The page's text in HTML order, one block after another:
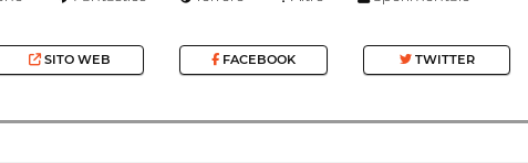
SITO WEB FACEBOOK TWITTER